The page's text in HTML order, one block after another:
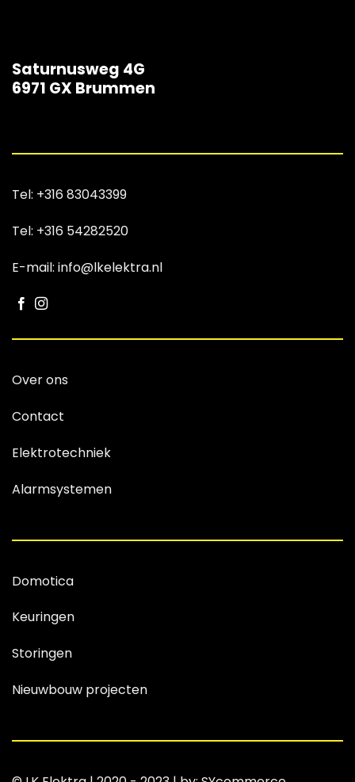
Saturnusweg 4G
6971 GX Brummen
Tel: +316 83043399
Tel: +316 54282520
E-mail: info@lkelektra.nl
Over ons
Contact
Elektrotechniek
Alarmsystemen
Domotica
Keuringen
Storingen
Nieuwbouw projecten